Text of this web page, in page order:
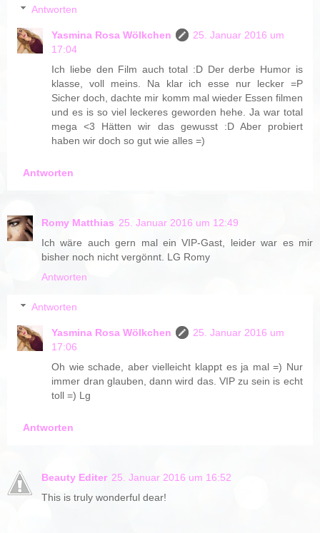
Antworten
Yasmina Rosa Wölkchen
25. Januar 2016 um
17:04
Ich liebe den Film auch total :D Der derbe Humor is
klasse, voll meins. Na klar ich esse nur lecker =P
Sicher doch, dachte mir komm mal wieder Essen filmen
und es is so viel leckeres geworden hehe. Ja war total
mega <3 Hätten wir das gewusst :D Aber probiert
haben wir doch so gut wie alles =)
Antworten
Romy Matthias 25. Januar 2016 um 12:49
Ich wäre auch gern mal ein VIP-Gast, leider war es mir
bisher noch nicht vergönnt. LG Romy
Antworten
Antworten
Yasmina Rosa Wölkchen
25. Januar 2016 um
17:06
Oh wie schade, aber vielleicht klappt es ja mal =) Nur
immer dran glauben, dann wird das. VIP zu sein is echt
toll =) Lg
Antworten
Beauty Editer 25. Januar 2016 um 16:52
This is truly wonderful dear!